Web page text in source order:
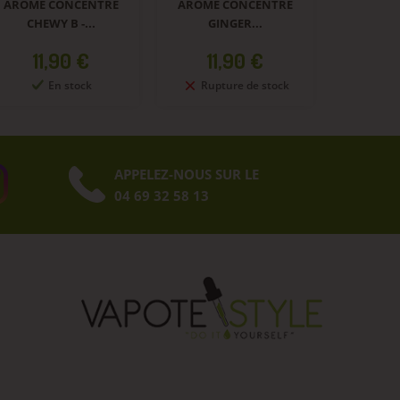
ARÔME CONCENTRÉ
CHEWY B -...
Prix
11,90 €
En stock
ARÔME CONCENTRÉ
GINGER...
Prix
11,90 €
Rupture de stock
APPELEZ-NOUS SUR LE
04 69 32 58 13